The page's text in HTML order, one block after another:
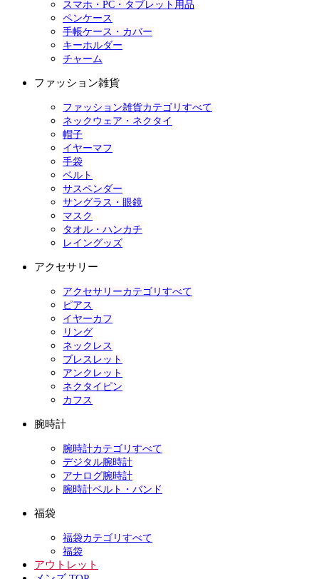
スマホ・PC・タブレット用品
ペンケース
手帳ケース・カバー
キーホルダー
チャーム
ファッション雑貨
ファッション雑貨カテゴリすべて
ネックウェア・ネクタイ
帽子
イヤーマフ
手袋
ベルト
サスペンダー
サングラス・眼鏡
マスク
タオル・ハンカチ
レイングッズ
アクセサリー
アクセサリーカテゴリすべて
ピアス
イヤーカフ
リング
ネックレス
ブレスレット
アンクレット
ネクタイピン
カフス
腕時計
腕時計カテゴリすべて
デジタル腕時計
アナログ腕時計
腕時計ベルト・バンド
福袋
福袋カテゴリすべて
福袋
アウトレット